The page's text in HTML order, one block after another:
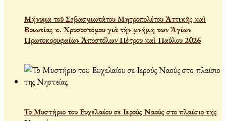
Μήνυμα τοῦ Σεβασμιωτάτου Μητροπολίτου Ἀττικῆς καὶ
Βοιωτίας κ. Χρυσοστόμου γιὰ τὴν μνήμη των Ἁγίων
Πρωτοκορυφαίων Ἀποστόλων Πέτρου καὶ Παύλου 2026
Το Μυστήριο του Ευχελαίου σε Ιερούς Ναούς στο πλαίσιο της